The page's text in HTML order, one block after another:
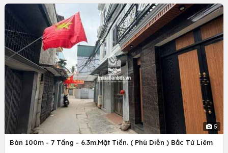
5
Bán 100m - 7 Tầng - 6.3m.Mặt Tiền. ( Phú Diễn ) Bắc Từ Liêm